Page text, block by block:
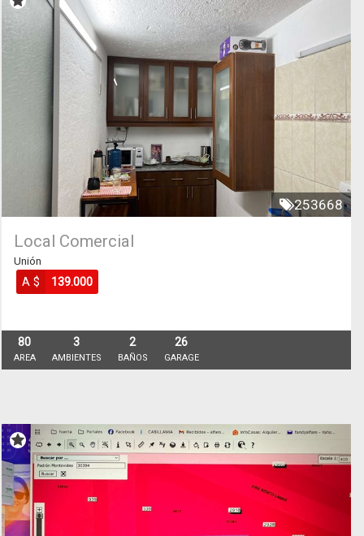
253668
Local Comercial
Unión
A $ 139.000
80
AREA
3
AMBIENTES
2
BAÑOS
26
GARAGE